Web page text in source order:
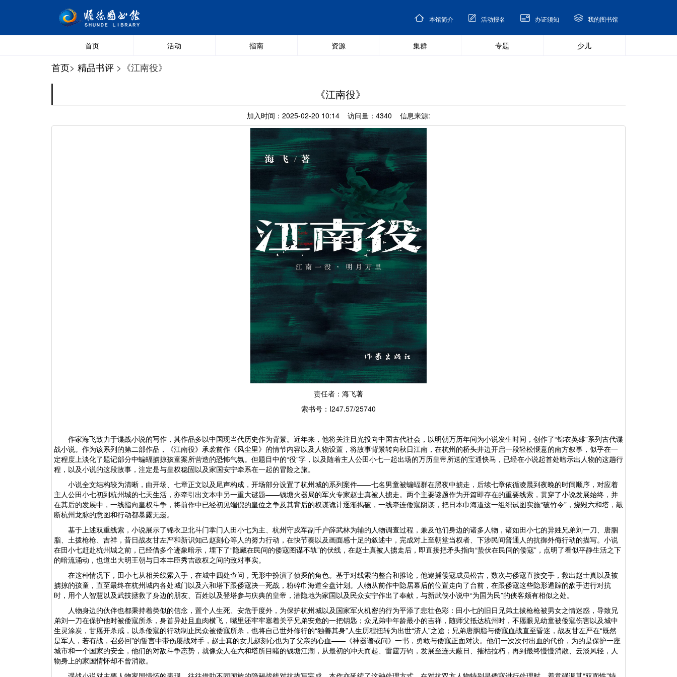
本馆简介 活动报名 办证须知 我的图书馆
首页 活动 指南 资源 集群 专题 少儿
首页> 精品书评 >《江南役》
《江南役》
加入时间：2025-02-20 10:14 访问量：4340 信息来源:
责任者：海飞著
索书号：I247.57/25740
作家海飞致力于谍战小说的写作，其作品多以中国现当代历史作为背景。近年来，他将关注目光投向中国古代社会，以明朝万历年间为小说发生时间，创作了“锦衣英雄”系列古代谍
战小说。作为该系列的第二部作品，《江南役》承袭前作《风尘里》的情节内容以及人物设置，将故事背景转向秋日江南，在杭州的桥头井边开启一段轻松惬意的南方叙事，似乎在一
定程度上淡化了题记部分中蝙蝠掳掠孩童案所营造的恐怖气氛。但题目中的“役”字，以及随着主人公田小七一起出场的万历皇帝所送的宝通快马，已经在小说起首处暗示出人物的这趟行
程，以及小说的这段故事，注定是与皇权稳固以及家国安宁牵系在一起的冒险之旅。
小说全文结构较为清晰，由开场、七章正文以及尾声构成，开场部分设置了杭州城的系列案件——七名男童被蝙蝠群在黑夜中掳走，后续七章依循凌晨到夜晚的时间顺序，对应着
主人公田小七初到杭州城的七天生活，亦牵引出文本中另一重大谜题——钱塘火器局的军火专家赵士真被人掳走。两个主要谜题作为开篇即存在的重要线索，贯穿了小说发展始终，并
在其后的发展中，一线指向皇权斗争，将前作中已经初见端倪的皇位之争及其背后的权谋诡计逐渐揭破，一线牵连倭寇阴谋，把日本巾海道这一组织试图实施“破竹令”，烧毁六和塔，敲
断杭州龙脉的意图和行动都暴露无遗。
基于上述双重线索，小说展示了锦衣卫北斗门掌门人田小七为主、杭州守戍军副千户薛武林为辅的人物调查过程，兼及他们身边的诸多人物，诸如田小七的异姓兄弟刘一刀、唐胭
脂、土拨枪枪、吉祥，昔日战友甘左严和新识知己赵刻心等人的努力行动，在快节奏以及画面感十足的叙述中，完成对上至朝堂当权者、下涉民间普通人的抗御外侮行动的描写。小说
在田小七赶赴杭州城之前，已经借多个迹象暗示，埋下了“隐藏在民间的倭寇图谋不轨”的伏线，在赵士真被人掳走后，即直接把矛头指向“蛰伏在民间的倭寇”，点明了看似平静生活之下
的暗流涌动，也道出大明王朝与日本丰臣秀吉政权之间的敌对事实。
在这种情况下，田小七从相关线索入手，在城中四处查问，无形中扮演了侦探的角色。基于对线索的整合和推论，他逮捕倭寇成员松吉，数次与倭寇直接交手，救出赵士真以及被
掳掠的孩童，直至最终在杭州城内各处城门以及六和塔下跟倭寇决一死战，粉碎巾海道全盘计划。人物从前作中隐居幕后的位置走向了台前，在跟倭寇这些隐形遁踪的敌手进行对抗
时，用个人智慧以及武技拯救了身边的朋友、百姓以及登塔参与庆典的皇帝，潜隐地为家国以及民众安宁作出了奉献，与新武侠小说中“为国为民”的侠客颇有相似之处。
人物身边的伙伴也都秉持着类似的信念，置个人生死、安危于度外，为保护杭州城以及国家军火机密的行为平添了悲壮色彩：田小七的旧日兄弟土拔枪枪被男女之情迷惑，导致兄
弟刘一刀在保护他时被倭寇所杀，身首异处且血肉横飞，嘴里还牢牢塞着关乎兄弟安危的一把钥匙；众兄弟中年龄最小的吉祥，随师父抵达杭州时，不愿眼见幼童被倭寇伤害以及城中
生灵涂炭，甘愿开杀戒，以杀倭寇的行动制止民众被倭寇所杀，也将自己世外修行的“独善其身”人生历程扭转为出世“济人”之途；兄弟唐胭脂与倭寇血战直至昏迷，战友甘左严在“既然
是军人，若有战，召必回”的誓言中带伤屡战对手，赵士真的女儿赵刻心也为了父亲的心血——《神器谱或问》一书，勇敢与倭寇正面对决。他们一次次付出血的代价，为的是保护一座
城市和一个国家的安全，他们的对敌斗争态势，就像众人在六和塔所目睹的钱塘江潮，从最初的冲天而起、雷霆万钧，发展至连天蔽日、摧枯拉朽，再到最终慢慢消散、云淡风轻，人
物身上的家国情怀却不曾消散。